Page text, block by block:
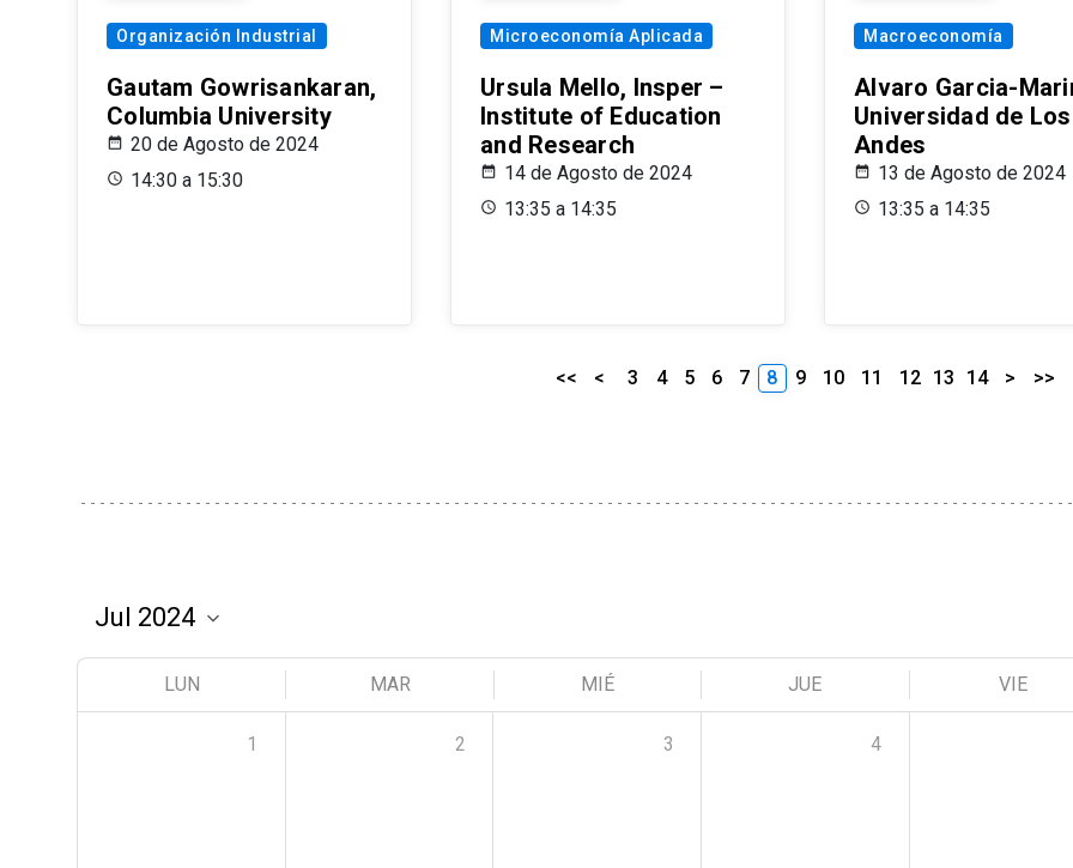
Organización Industrial
Gautam Gowrisankaran,
Columbia University
20 de Agosto de 2024
14:30 a 15:30
Microeconomía Aplicada
Ursula Mello, Insper –
Institute of Education
and Research
14 de Agosto de 2024
13:35 a 14:35
Macroeconomía
Alvaro Garcia-
Universidad de Los
Andes
13 de Agosto de 2024
13:35 a 14:35
<< < 3 4 5 6 7 8 9 10 11 12 13 14 > >>
LUN MAR MIÉ JUE VIE
1 2 3 4